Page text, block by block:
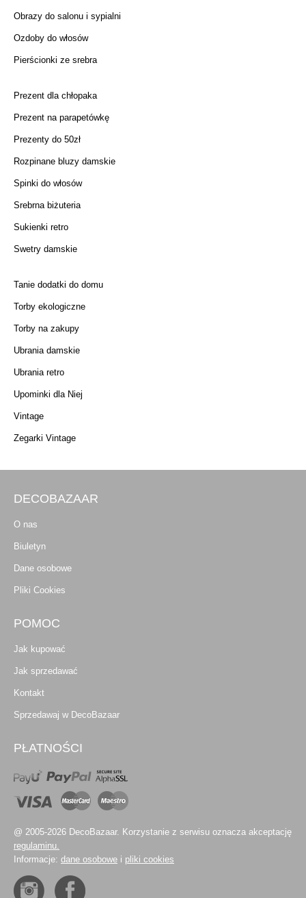
Obrazy do salonu i sypialni
Ozdoby do włosów
Pierścionki ze srebra
Prezent dla chłopaka
Prezent na parapetówkę
Prezenty do 50zł
Rozpinane bluzy damskie
Spinki do włosów
Srebrna biżuteria
Sukienki retro
Swetry damskie
Tanie dodatki do domu
Torby ekologiczne
Torby na zakupy
Ubrania damskie
Ubrania retro
Upominki dla Niej
Vintage
Zegarki Vintage
DECOBAZAAR
O nas
Biuletyn
Dane osobowe
Pliki Cookies
POMOC
Jak kupować
Jak sprzedawać
Kontakt
Sprzedawaj w DecoBazaar
PŁATNOŚCI
@ 2005-2026 DecoBazaar. Korzystanie z serwisu oznacza akceptację
regulaminu.
Informacje: dane osobowe i pliki cookies